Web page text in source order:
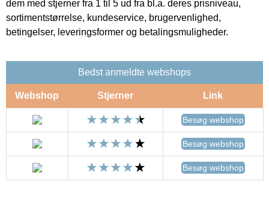
dem med stjerner fra 1 til 5 ud fra bl.a. deres prisniveau,
sortimentstørrelse, kundeservice, brugervenlighed,
betingelser, leveringsformer og betalingsmuligheder.
Bedst anmeldte webshops
Webshop Stjerner Link
Besøg webshop
Besøg webshop
Besøg webshop